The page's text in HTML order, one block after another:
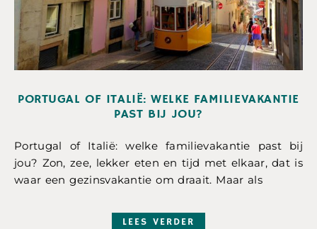
PORTUGAL OF ITALIË: WELKE FAMILIEVAKANTIE
PAST BIJ JOU?
Portugal of Italië: welke familievakantie past bij
jou? Zon, zee, lekker eten en tijd met elkaar, dat is
waar een gezinsvakantie om draait. Maar als
LEES VERDER